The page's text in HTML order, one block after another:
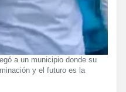
a un municipio donde su
y el futuro es la